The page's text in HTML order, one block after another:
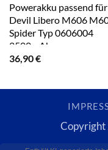
Powerakku passend
Devil Libero M606
Spider Typ 0606004
2500mAh
36,90€